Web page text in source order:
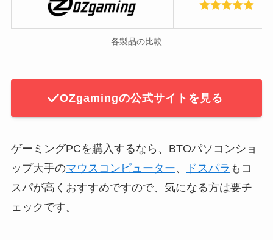
各製品の比較
OZgamingの公式サイトを見る
ゲーミングPCを購入するなら、BTOパソコンショ
ップ大手のマウスコンピューター、 ドスパラ もコ
スパが高くおすすめですので、気になる方は要チ
ェックです。